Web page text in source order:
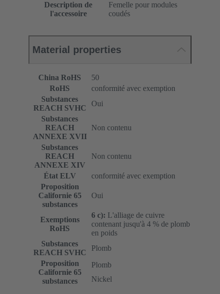
Description de
l'accessoire
Femelle pour modules
coudés
Material properties
China RoHS
50
RoHS
conformité avec exemption
Substances
REACH SVHC
Oui
Substances
REACH
ANNEXE XVII
Non contenu
Substances
REACH
ANNEXE XIV
Non contenu
État ELV
conformité avec exemption
Proposition
Californie 65
substances
Oui
Exemptions
RoHS
6 c): L'alliage de cuivre
contenant jusqu'à 4 % de plomb
en poids
Substances
REACH SVHC
Plomb
Proposition
Californie 65
substances
Plomb
Nickel